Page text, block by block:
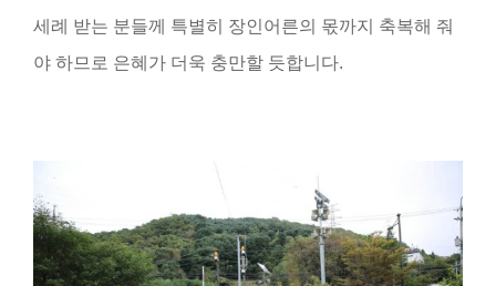
세례 받는 분들께 특별히 장인어른의 몫까지 축복해 줘
야 하므로 은혜가 더욱 충만할 듯합니다.